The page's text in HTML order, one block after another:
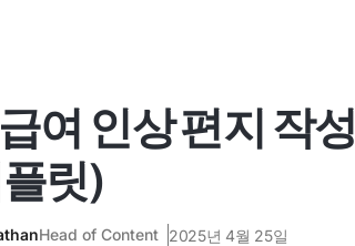
여 인상 편지 작성
릿)
Head of Content 2025년 4월 25일